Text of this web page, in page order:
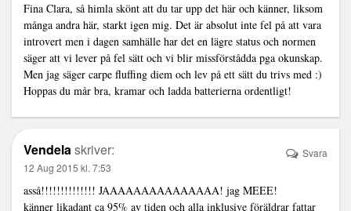
Fina Clara, så himla skönt att du tar upp det här och känner, liksom
många andra här, starkt igen mig. Det är absolut inte fel på att vara
introvert men i dagen samhälle har det en lägre status och normen
säger att vi lever på fel sätt och vi blir missförstådda pga okunskap.
Men jag säger carpe fluffing diem och lev på ett sätt du trivs med :)
Hoppas du mår bra, kramar och ladda batterierna ordentligt!
Vendelaskriver:
12 Aug 2015 kl. 7:53
asså!!!!!!!!!!!!!! JAAAAAAAAAAAAAAA! jag MEEE!
känner likadant ca 95% av tiden och alla inklusive föräldrar fattar
Svara